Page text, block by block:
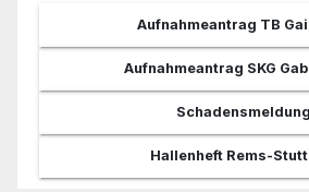
Aufnahmeantrag TB
Aufnahmeantrag SKG
Schadensmeldung
Hallenheft Rems-